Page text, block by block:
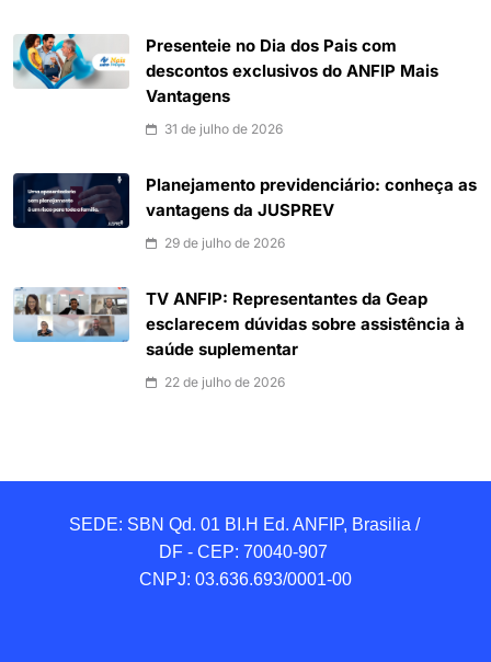
Presenteie no Dia dos Pais com
descontos exclusivos do ANFIP Mais
Vantagens
31 de julho de 2026
Planejamento previdenciário: conheça as
vantagens da JUSPREV
29 de julho de 2026
TV ANFIP: Representantes da Geap
esclarecem dúvidas sobre assistência à
saúde suplementar
22 de julho de 2026
SEDE: SBN Qd. 01 BI.H Ed. ANFIP, Brasilia /
DF - CEP: 70040-907
CNPJ: 03.636.693/0001-00